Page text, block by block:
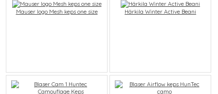
Mauser logo Mesh keps one size Härkila Winter Active Beani